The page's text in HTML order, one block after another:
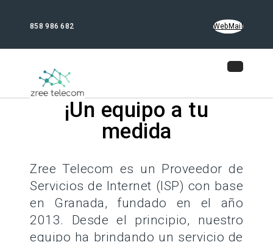
858 986 682 WebMail
¡Un equipo a tu
medida
Zree Telecom es un Proveedor de
Servicios de Internet (ISP) con base
en Granada, fundado en el año
2013. Desde el principio, nuestro
equipo ha brindando un servicio de